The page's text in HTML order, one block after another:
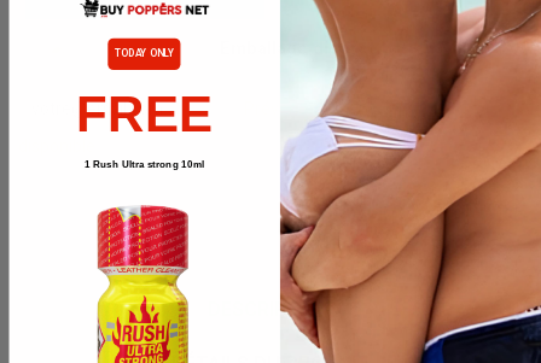
Emballage discret.
Prévenez-moi lorsque le produit est
DESCRIPTION
TODAY ONLY
FREE
1 Rush Ultra strong 10ml